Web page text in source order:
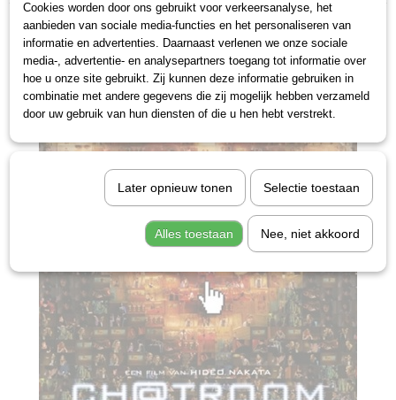
Cookies worden door ons gebruikt voor verkeersanalyse, het
aanbieden van sociale media-functies en het personaliseren van
informatie en advertenties. Daarnaast verlenen we onze sociale
media-, advertentie- en analysepartners toegang tot informatie over
hoe u onze site gebruikt. Zij kunnen deze informatie gebruiken in
combinatie met andere gegevens die zij mogelijk hebben verzameld
door uw gebruik van hun diensten of die u hen hebt verstrekt.
Later opnieuw tonen Selectie toestaan
Alles toestaan Nee, niet akkoord